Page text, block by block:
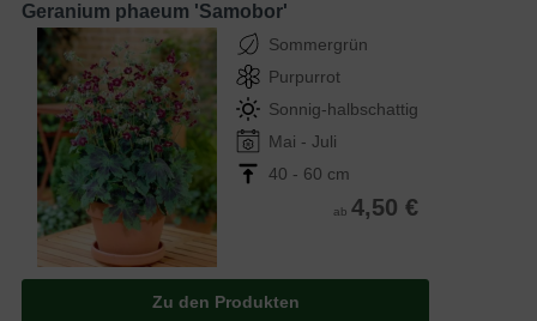
Geranium phaeum 'Samobor'
Sommergrün
Purpurrot
Sonnig-halbschattig
Mai - Juli
40 - 60 cm
ab 4,50 €
Zu den Produkten